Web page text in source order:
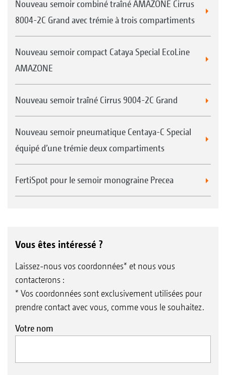
Nouveau semoir combiné traîné AMAZONE Cirrus
8004-2C Grand avec trémie à trois compartiments
Nouveau semoir compact Cataya Special EcoLine
AMAZONE
Nouveau semoir traîné Cirrus 9004-2C Grand
Nouveau semoir pneumatique Centaya-C Special
équipé d’une trémie deux compartiments
FertiSpot pour le semoir monograine Precea
Vous êtes intéressé ?
Laissez-nous vos coordonnées* et nous vous
contacterons :
* Vos coordonnées sont exclusivement utilisées pour
prendre contact avec vous, comme vous le souhaitez.
Votre nom